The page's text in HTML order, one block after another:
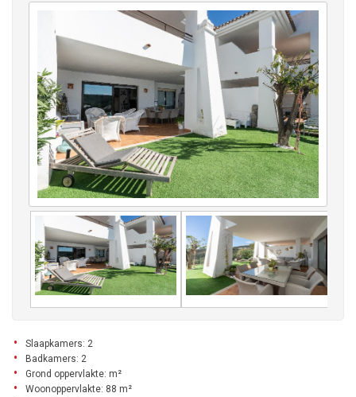
Slaapkamers: 2
Badkamers: 2
Grond oppervlakte: m²
Woonoppervlakte: 88 m²